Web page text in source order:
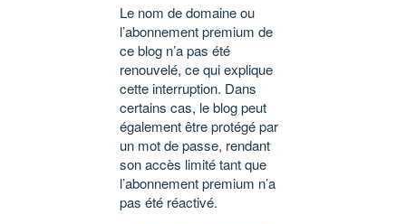
Le nom de domaine ou
l’abonnement premium de
ce blog n’a pas été
renouvelé, ce qui explique
cette interruption. Dans
certains cas, le blog peut
également être protégé par
un mot de passe, rendant
son accès limité tant que
l’abonnement premium n’a
pas été réactivé.